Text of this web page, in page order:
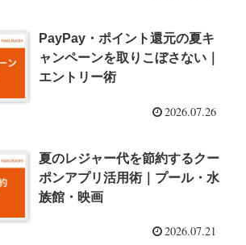
PayPay・ポイント還元の夏キ
ャンペーンを取りこぼさない｜
エントリー術
2026.07.26
夏のレジャー代を節約するクー
ポンアプリ活用術｜プール・水
族館・映画
2026.07.21